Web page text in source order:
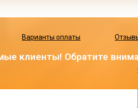
Варианты оплаты
клиенты! Обратите